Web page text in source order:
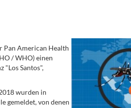
Pan American Health
/ WHO) einen
"Los Santos",
wurden in
gemeldet, von denen